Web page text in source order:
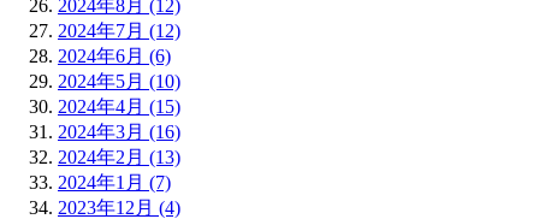
2024年8月 (12)
2024年7月 (12)
2024年6月 (6)
2024年5月 (10)
2024年4月 (15)
2024年3月 (16)
2024年2月 (13)
2024年1月 (7)
2023年12月 (4)